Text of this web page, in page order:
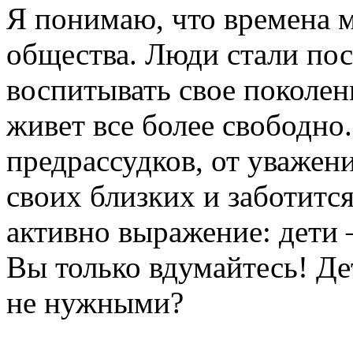
Я понимаю, что времена
общества. Люди стали
воспитывать свое
живет все более
предрассудков, от
своих близких и
активно выражение:
Вы только вдумайтесь!
не нужными?